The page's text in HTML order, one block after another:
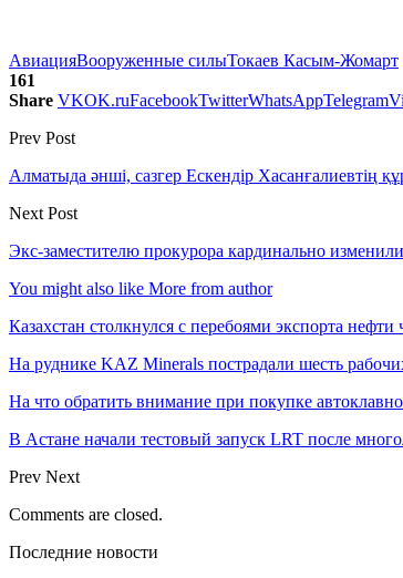
АвиацияВооруженные силыТокаев Касым-Жомарт
161
Share VKOK.ruFacebookTwitterWhatsAppTelegram
Prev Post
Алматыда әнші, сазгер Ескендір Хасанғалиевтің
Next Post
Экс-заместителю прокурора кардинально
You might also like More from author
Казахстан столкнулся с перебоями экспорта
На руднике KAZ Minerals пострадали шесть
На что обратить внимание при покупке
В Астане начали тестовый запуск LRT после
Prev Next
Comments are closed.
Последние новости